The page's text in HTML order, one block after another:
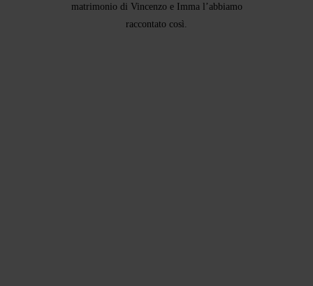
matrimonio di Vincenzo e Imma l’abbiamo
raccontato così.